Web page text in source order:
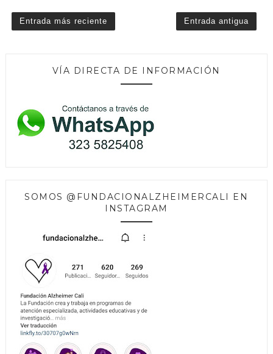
Entrada más reciente Entrada antigua
VÍA DIRECTA DE INFORMACIÓN
SOMOS @FUNDACIONALZHEIMERCALI EN
INSTAGRAM